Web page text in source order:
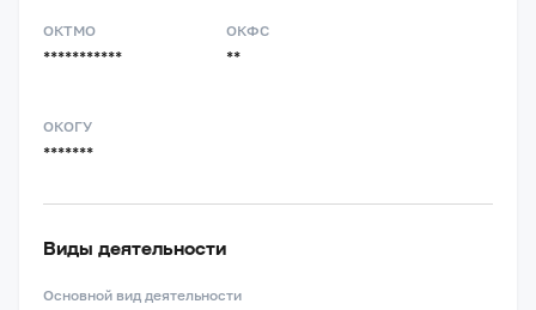
ОКТМО
***********
ОКФС
**
ОКОГУ
*******
Виды деятельности
Основной вид деятельности